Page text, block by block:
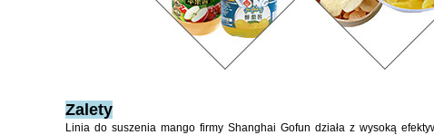
Zalety
Linia do suszenia mango firmy Shanghai Gofun działa z wysoką